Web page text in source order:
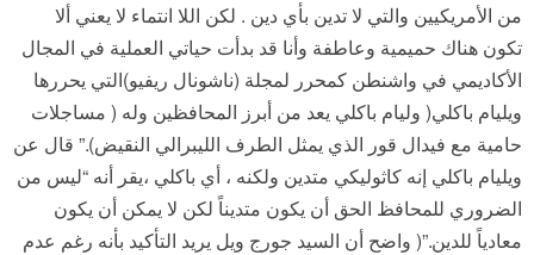
من الأمريكيين والتي لا تدين بأي دين . لكن اللا انتماء لا يعني ألا
تكون هناك حميمية وعاطفة وأنا قد بدأت حياتي العملية في المجال
الأكاديمي في واشنطن كمحرر لمجلة (ناشونال ريفيو)التي يحررها
ويليام باكلي( وليام باكلي يعد من أبرز المحافظين وله ( مساجلات
حامية مع فيدال قور الذي يمثل الطرف الليبرالي النقيض).” قال عن
ويليام باكلي إنه كاثوليكي متدين ولكنه ، أي باكلي ،يقر أنه “ليس من
الضروري للمحافظ الحق أن يكون متديناً لكن لا يمكن أن يكون
معادياً للدين.”( واضح أن السيد جورج ويل يريد التأكيد بأنه رغم عدم